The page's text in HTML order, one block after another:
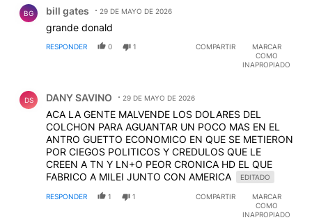
BG bill gates 29 DE MAYO DE 2026
grande donald
RESPONDER 0 1 COMPARTIR
MARCAR
COMO
INAPROPIADO
DS DANY SAVINO 29 DE MAYO DE 2026
ACA LA GENTE MALVENDE LOS DOLARES DEL
COLCHON PARA AGUANTAR UN POCO MAS EN EL
ANTRO GUETTO ECONOMICO EN QUE SE METIERON
POR CIEGOS POLITICOS Y CREDULOS QUE LE
CREEN A TN Y LN+O PEOR CRONICA HD EL QUE
FABRICO A MILEI JUNTO CON AMERICA
EDITADO
RESPONDER 1 1 COMPARTIR
MARCAR
COMO
INAPROPIADO